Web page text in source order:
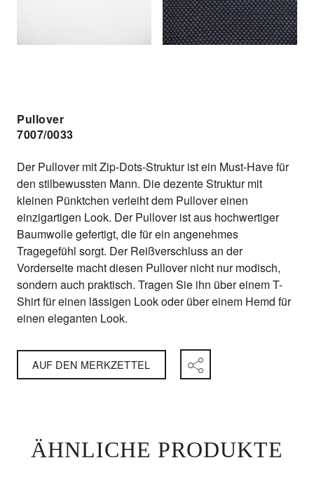
Pullover
7007/0033
Der Pullover mit Zip-Dots-Struktur ist ein Must-Have für
den stilbewussten Mann. Die dezente Struktur mit
kleinen Pünktchen verleiht dem Pullover einen
einzigartigen Look. Der Pullover ist aus hochwertiger
Baumwolle gefertigt, die für ein angenehmes
Tragegefühl sorgt. Der Reißverschluss an der
Vorderseite macht diesen Pullover nicht nur modisch,
sondern auch praktisch. Tragen Sie ihn über einem T-
Shirt für einen lässigen Look oder über einem Hemd für
einen eleganten Look.
AUF DEN MERKZETTEL
ÄHNLICHE PRODUKTE